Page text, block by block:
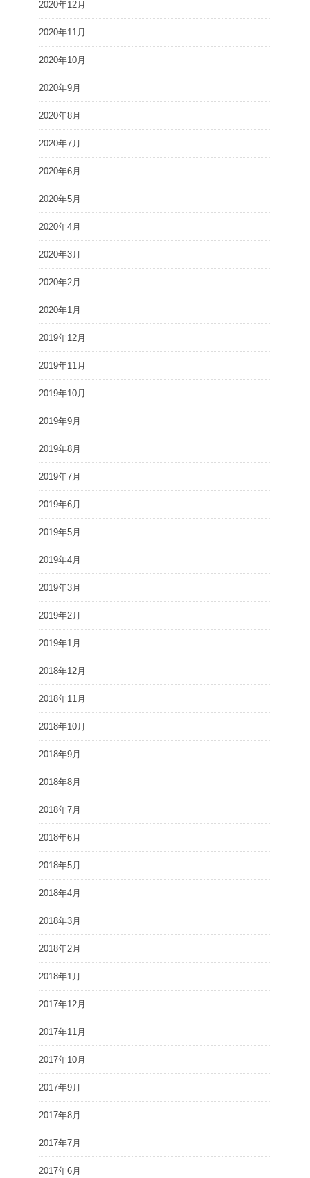
2020年12月
2020年11月
2020年10月
2020年9月
2020年8月
2020年7月
2020年6月
2020年5月
2020年4月
2020年3月
2020年2月
2020年1月
2019年12月
2019年11月
2019年10月
2019年9月
2019年8月
2019年7月
2019年6月
2019年5月
2019年4月
2019年3月
2019年2月
2019年1月
2018年12月
2018年11月
2018年10月
2018年9月
2018年8月
2018年7月
2018年6月
2018年5月
2018年4月
2018年3月
2018年2月
2018年1月
2017年12月
2017年11月
2017年10月
2017年9月
2017年8月
2017年7月
2017年6月